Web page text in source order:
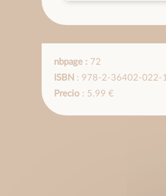
nbpage :72
ISBN : 978-2-36402-022-1
Precio: 5.99 €